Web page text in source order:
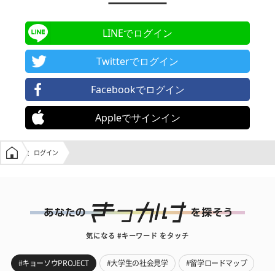
LINEでログイン
Twitterでログイン
Facebookでログイン
Appleでサインイン
学生の窓口トップ
ログイン
気になる #キーワード をタッチ
#キョーソウPROJECT #大学生の社会見学 #留学ロードマップ